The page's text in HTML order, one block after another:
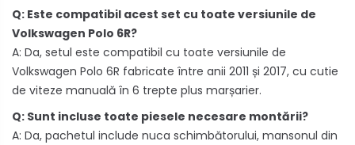
Q: Este compatibil acest set cu toate versiunile de
Volkswagen Polo 6R?
A: Da, setul este compatibil cu toate versiunile de
Volkswagen Polo 6R fabricate între anii 2011 și 2017, cu cutie
de viteze manuală în 6 trepte plus marșarier.
Q: Sunt incluse toate piesele necesare montării?
A: Da, pachetul include nuca schimbătorului, mansonul din